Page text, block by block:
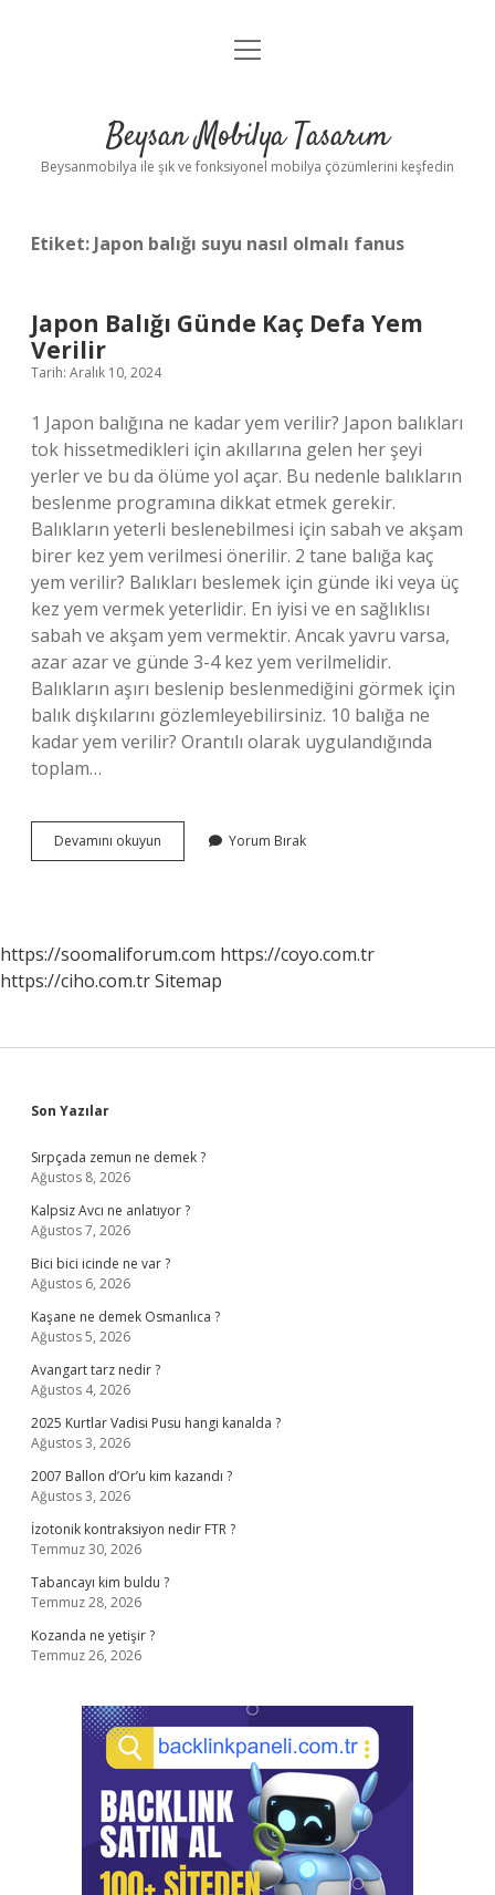
Anasayfa
Yasal Uyarı
menüyü
Beysan Mobilya Tasarım
Beysanmobilya ile şık ve fonksiyonel mobilya çözümlerini keşfedin
Etiket: Japon balığı suyu nasıl olmalı fanus
Japon Balığı Günde Kaç Defa Yem
Verilir
Tarih: Aralık 10, 2024
1 Japon balığına ne kadar yem verilir? Japon balıkları
tok hissetmedikleri için akıllarına gelen her şeyi
yerler ve bu da ölüme yol açar. Bu nedenle balıkların
beslenme programına dikkat etmek gerekir.
Balıkların yeterli beslenebilmesi için sabah ve akşam
birer kez yem verilmesi önerilir. 2 tane balığa kaç
yem verilir? Balıkları beslemek için günde iki veya üç
kez yem vermek yeterlidir. En iyisi ve en sağlıklısı
sabah ve akşam yem vermektir. Ancak yavru varsa,
azar azar ve günde 3-4 kez yem verilmelidir.
Balıkların aşırı beslenip beslenmediğini görmek için
balık dışkılarını gözlemleyebilirsiniz. 10 balığa ne
kadar yem verilir? Orantılı olarak uygulandığında
toplam…
Devamını okuyun
Balığı
Verilir
Yorum Bırak
https://soomaliforum.com https://coyo.com.tr
https://ciho.com.trSitemap
Sidebar
Son Yazılar
Sırpçada zemun ne demek ?
Ağustos 8, 2026
Kalpsiz Avcı ne anlatıyor ?
Ağustos 7, 2026
Bici bici icinde ne var ?
Ağustos 6, 2026
Kaşane ne demek Osmanlıca ?
Ağustos 5, 2026
Avangart tarz nedir ?
Ağustos 4, 2026
2025 Kurtlar Vadisi Pusu hangi kanalda ?
Ağustos 3, 2026
2007 Ballon d’Or’u kim kazandı ?
Ağustos 3, 2026
İzotonik kontraksiyon nedir FTR ?
Temmuz 30, 2026
Tabancayı kim buldu ?
Temmuz 28, 2026
Kozanda ne yetişir ?
Temmuz 26, 2026